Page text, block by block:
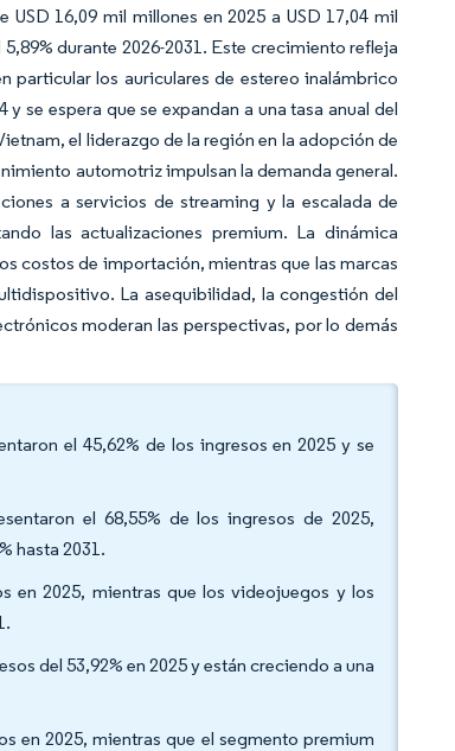
16,09 mil millones en 2025 a USD 17,04 mil
durante 2026-2031. Este crecimiento refleja
particular los auriculares de estereo inalámbrico
se espera que se expandan a una tasa anual del
el liderazgo de la región en la adopción de
automotriz impulsan la demanda general.
a servicios de streaming y la escalada de
las actualizaciones premium. La dinámica
costos de importación, mientras que las marcas
La asequibilidad, la congestión del
moderan las perspectivas, por lo demás
el 45,62% de los ingresos en 2025 y se
el 68,55% de los ingresos de 2025,
hasta 2031.
en 2025, mientras que los videojuegos y los
del 53,92% en 2025 y están creciendo a una
en 2025, mientras que el segmento premium